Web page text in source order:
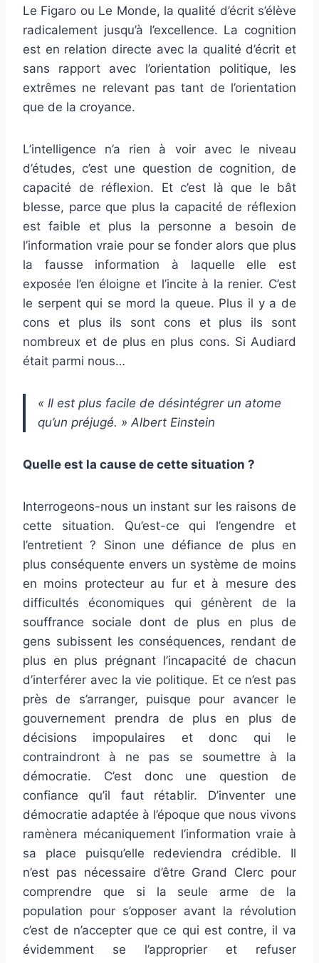
Le Figaro ou Le Monde, la qualité d’écrit s’élève
radicalement jusqu’à l’excellence. La cognition
est en relation directe avec la qualité d’écrit et
sans rapport avec l’orientation politique, les
extrêmes ne relevant pas tant de l’orientation
que de la croyance.
L’intelligence n’a rien à voir avec le niveau
d’études, c’est une question de cognition, de
capacité de réflexion. Et c’est là que le bât
blesse, parce que plus la capacité de réflexion
est faible et plus la personne a besoin de
l’information vraie pour se fonder alors que plus
la fausse information à laquelle elle est
exposée l’en éloigne et l’incite à la renier. C’est
le serpent qui se mord la queue. Plus il y a de
cons et plus ils sont cons et plus ils sont
nombreux et de plus en plus cons. Si Audiard
était parmi nous…
« Il est plus facile de désintégrer un atome
qu’un préjugé. » Albert Einstein
Quelle est la cause de cette situation ?
Interrogeons-nous un instant sur les raisons de
cette situation. Qu’est-ce qui l’engendre et
l’entretient ? Sinon une défiance de plus en
plus conséquente envers un système de moins
en moins protecteur au fur et à mesure des
difficultés économiques qui génèrent de la
souffrance sociale dont de plus en plus de
gens subissent les conséquences, rendant de
plus en plus prégnant l’incapacité de chacun
d’interférer avec la vie politique. Et ce n’est pas
près de s’arranger, puisque pour avancer le
gouvernement prendra de plus en plus de
décisions impopulaires et donc qui le
contraindront à ne pas se soumettre à la
démocratie. C’est donc une question de
confiance qu’il faut rétablir. D’inventer une
démocratie adaptée à l’époque que nous vivons
ramènera mécaniquement l’information vraie à
sa place puisqu’elle redeviendra crédible. Il
n’est pas nécessaire d’être Grand Clerc pour
comprendre que si la seule arme de la
population pour s’opposer avant la révolution
c’est de n’accepter que ce qui est contre, il va
évidemment se l’approprier et refuser